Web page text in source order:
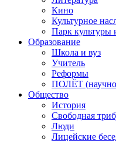
Кино
Культурное
Парк культуры
Образование
Школа и вуз
Учитель
Реформы
ПОЛЁТ
Общество
История
Свободная
Люди
Лицейские